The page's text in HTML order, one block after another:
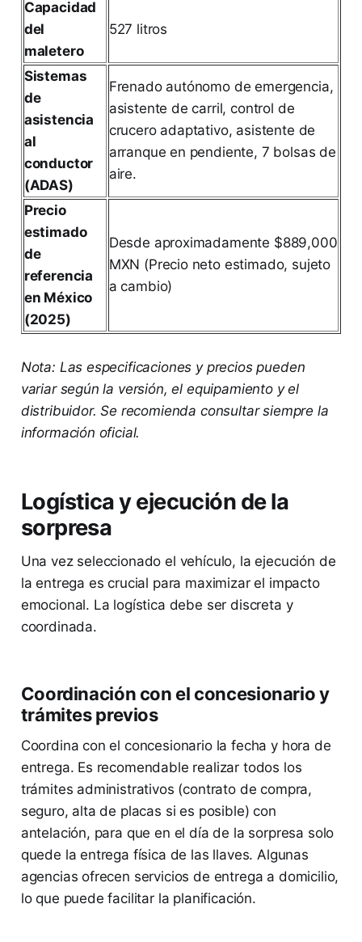
Capacidad
del
maletero
527 litros
Sistemas
de
asistencia
al
conductor
(ADAS)
Frenado autónomo de emergencia,
asistente de carril, control de
crucero adaptativo, asistente de
arranque en pendiente, 7 bolsas de
aire.
Precio
estimado
de
referencia
en México
(2025)
Desde aproximadamente $889,000
MXN (Precio neto estimado, sujeto
a cambio)
Nota: Las especificaciones y precios pueden
variar según la versión, el equipamiento y el
distribuidor. Se recomienda consultar siempre la
información oficial.
Logística y ejecución de la
sorpresa
Una vez seleccionado el vehículo, la ejecución de
la entrega es crucial para maximizar el impacto
emocional. La logística debe ser discreta y
coordinada.
Coordinación con el concesionario y
trámites previos
Coordina con el concesionario la fecha y hora de
entrega. Es recomendable realizar todos los
trámites administrativos (contrato de compra,
seguro, alta de placas si es posible) con
antelación, para que en el día de la sorpresa solo
quede la entrega física de las llaves. Algunas
agencias ofrecen servicios de entrega a domicilio,
lo que puede facilitar la planificación.